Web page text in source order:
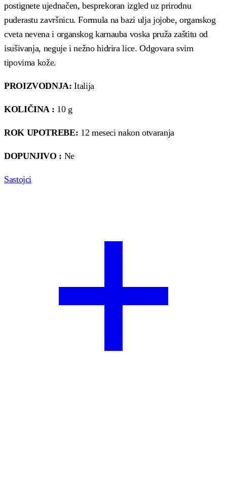
postignete ujednačen, besprekoran izgled uz prirodnu
puderastu završnicu. Formula na bazi ulja jojobe, organskog
cveta nevena i organskog karnauba voska pruža zaštitu od
isušivanja, neguje i nežno hidrira lice. Odgovara svim
tipovima kože.
PROIZVODNJA: Italija
KOLIČINA : 10 g
ROK UPOTREBE: 12 meseci nakon otvaranja
DOPUNJIVO : Ne
Sastojci